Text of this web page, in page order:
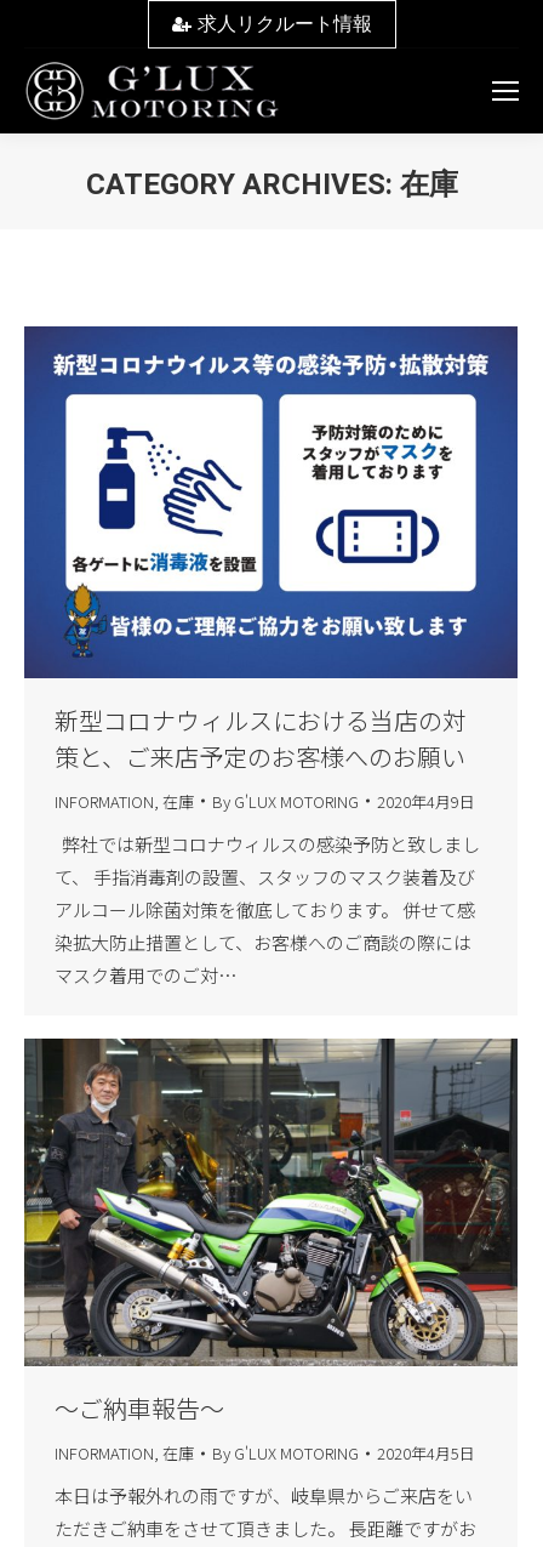
求人リクルート情報
CATEGORY ARCHIVES: 在庫
新型コロナウィルスにおける当店の対
策と、ご来店予定のお客様へのお願い
INFORMATION, 在庫 By G'LUX MOTORING 2020年4月9日
弊社では新型コロナウィルスの感染予防と致しまし
て、 手指消毒剤の設置、スタッフのマスク装着及び
アルコール除菌対策を徹底しております。 併せて感
染拡大防止措置として、お客様へのご商談の際には
マスク着用でのご対…
～ご納車報告～
INFORMATION, 在庫 By G'LUX MOTORING 2020年4月5日
本日は予報外れの雨ですが、岐阜県からご来店をい
ただきご納車をさせて頂きました。 長距離ですがお